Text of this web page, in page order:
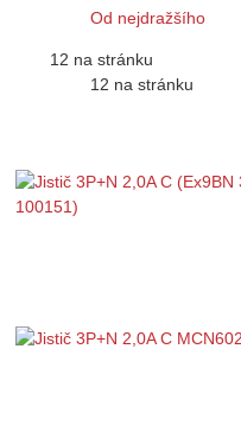
Od nejdražšího
12 na stránku
12 na stránku